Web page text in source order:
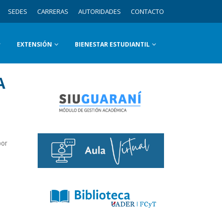
SEDES CARRERAS AUTORIDADES CONTACTO
EXTENSIÓN BIENESTAR ESTUDIANTIL